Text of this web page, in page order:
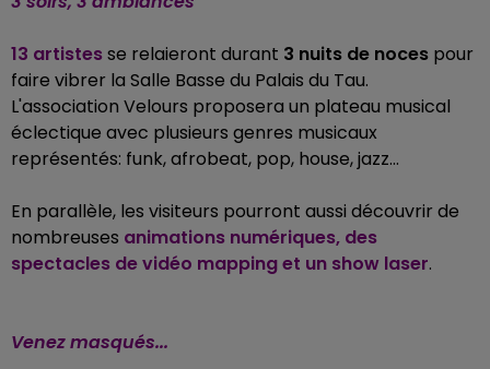
13 artistesse relaieront durant 3 nuits de noces pour
faire vibrer la Salle Basse du Palais du Tau.
L'association Velours proposera un plateau musical
éclectique avec plusieurs genres musicaux
représentés: funk, afrobeat, pop, house, jazz...
En parallèle, les visiteurs pourront aussi découvrir de
nombreuses animations numériques, des
spectacles de vidéo mapping et un show laser.
Venez masqués...